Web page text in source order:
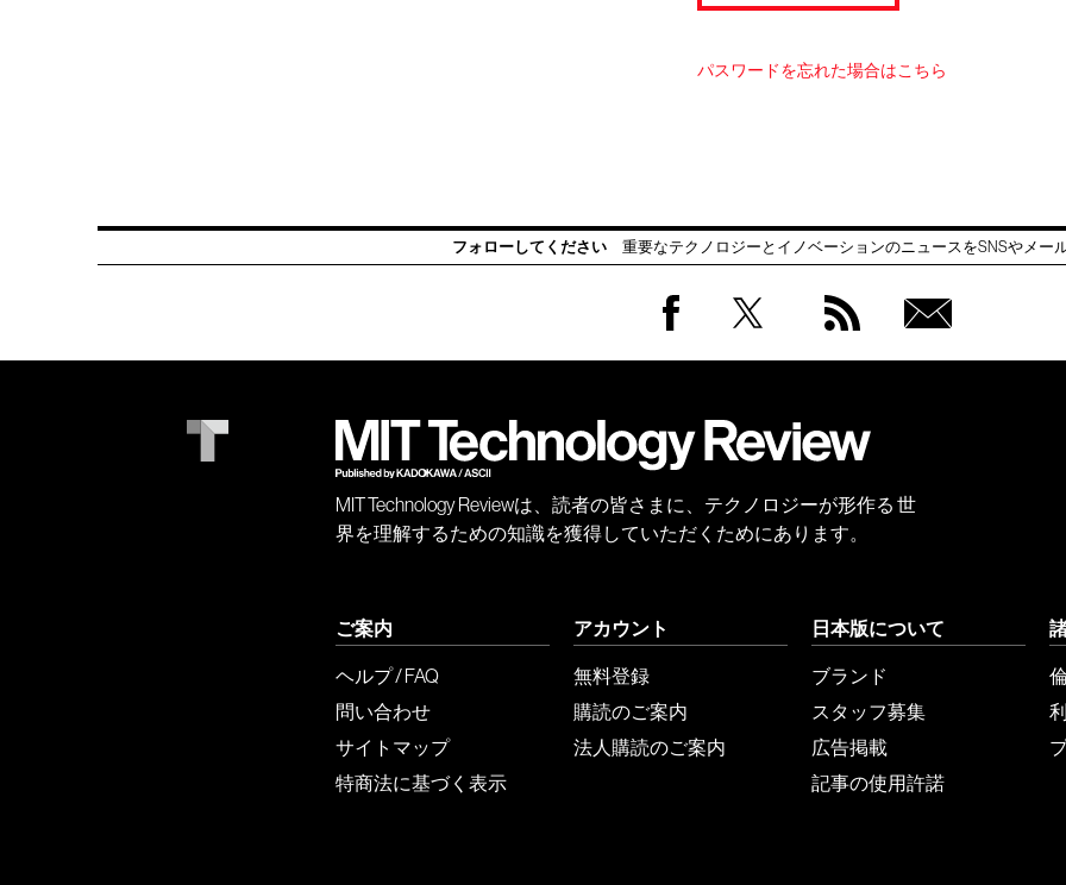
パスワードを忘れた場合はこちら
フォローしてください 重要なテクノロジーとイノベーションのニュースをSNSやメー
会員
MIT Technology Reviewは、読者の皆さまに、テクノロジーが形作る 世
界を理解するための知識を獲得していただくためにあります。
ご案内
ヘルプ / FAQ
問い合わせ
サイトマップ
特商法に基づく表示
アカウント
無料登録
購読のご案内
法人購読のご案内
日本版について
ブランド
スタッフ募集
広告掲載
記事の使用許諾